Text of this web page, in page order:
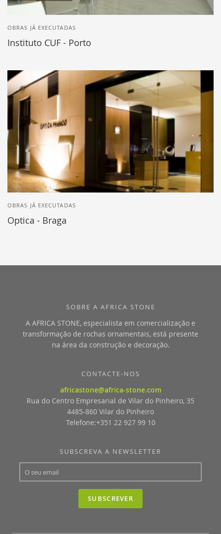
OBRAS JÁ EXECUTADAS
Instituto CUF - Porto
OBRAS JÁ EXECUTADAS
Optica - Braga
SOBRE A AFRICA STONE
A AFRICA STONE, especialista em comercialização e
transformação de rochas ornamentais, está presente
na área da construção e decoração.
CONTACTE-NOS
africastone@africa-stone.com
Rua do Centro Empresarial de Vilar do Pinheiro, 35
4485-860 Vilar do Pinheiro
Telefone:+351 22 927 99 10
SUBSCREVA A NEWSLETTER
SUBSCREVER